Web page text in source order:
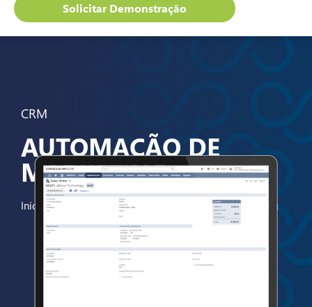
Solicitar Demonstração
CRM
AUTOMAÇÃO DE
MARKETING
Início CRM Automação de Marketing